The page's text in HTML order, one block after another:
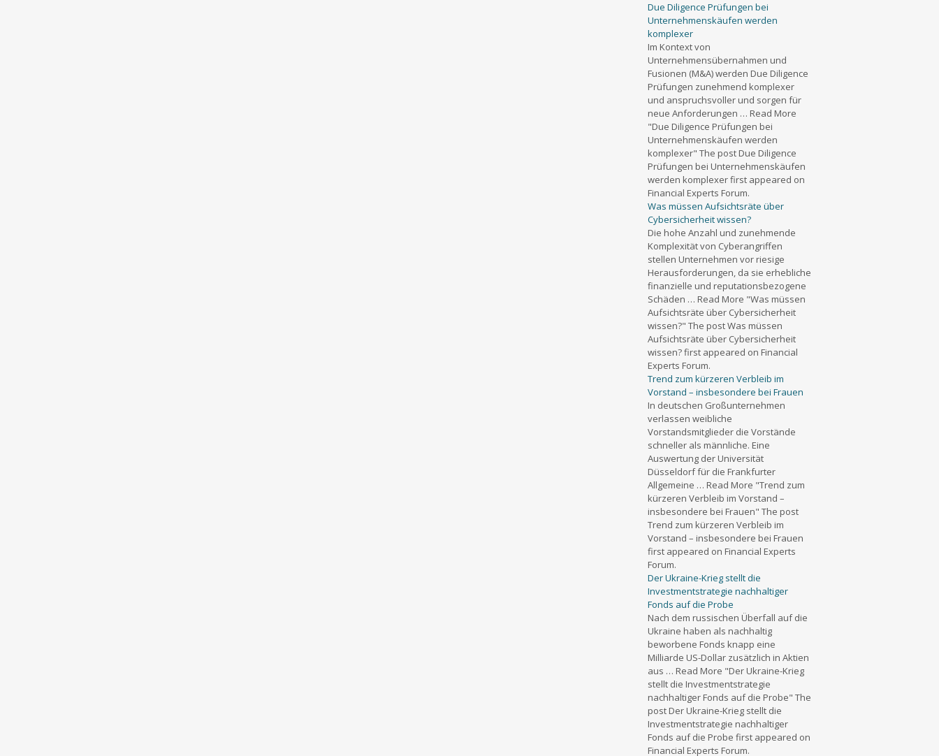
Due Diligence Prüfungen bei
Unternehmenskäufen werden
komplexer
Im Kontext von
Unternehmensübernahmen und
Fusionen (M&A) werden Due Diligence
Prüfungen zunehmend komplexer
und anspruchsvoller und sorgen für
neue Anforderungen … Read More
"Due Diligence Prüfungen bei
Unternehmenskäufen werden
komplexer" The post Due Diligence
Prüfungen bei Unternehmenskäufen
werden komplexer first appeared on
Financial Experts Forum.
Was müssen Aufsichtsräte über
Cybersicherheit wissen?
Die hohe Anzahl und zunehmende
Komplexität von Cyberangriffen
stellen Unternehmen vor riesige
Herausforderungen, da sie erhebliche
finanzielle und reputationsbezogene
Schäden … Read More "Was müssen
Aufsichtsräte über Cybersicherheit
wissen?" The post Was müssen
Aufsichtsräte über Cybersicherheit
wissen? first appeared on Financial
Experts Forum.
Trend zum kürzeren Verbleib im
Vorstand – insbesondere bei Frauen
In deutschen Großunternehmen
verlassen weibliche
Vorstandsmitglieder die Vorstände
schneller als männliche. Eine
Auswertung der Universität
Düsseldorf für die Frankfurter
Allgemeine … Read More "Trend zum
kürzeren Verbleib im Vorstand –
insbesondere bei Frauen" The post
Trend zum kürzeren Verbleib im
Vorstand – insbesondere bei Frauen
first appeared on Financial Experts
Forum.
Der Ukraine-Krieg stellt die
Investmentstrategie nachhaltiger
Fonds auf die Probe
Nach dem russischen Überfall auf die
Ukraine haben als nachhaltig
beworbene Fonds knapp eine
Milliarde US-Dollar zusätzlich in Aktien
aus … Read More "Der Ukraine-Krieg
stellt die Investmentstrategie
nachhaltiger Fonds auf die Probe" The
post Der Ukraine-Krieg stellt die
Investmentstrategie nachhaltiger
Fonds auf die Probe first appeared on
Financial Experts Forum.